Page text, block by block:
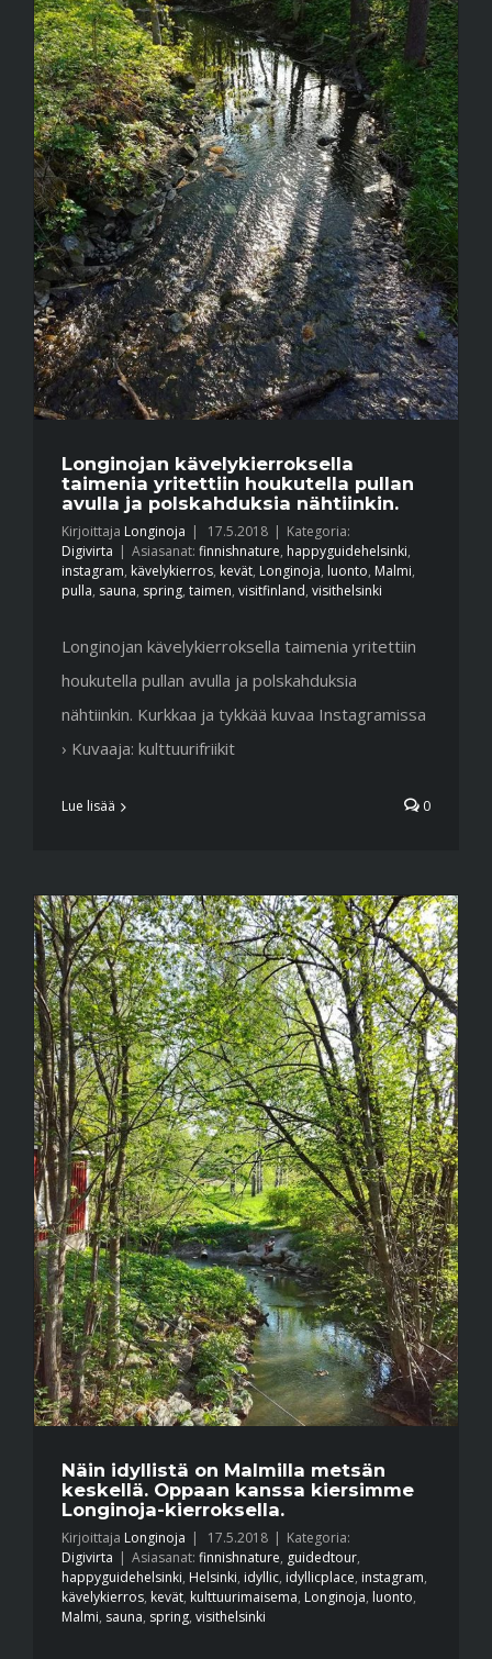
Longinojan kävelykierroksella
taimenia yritettiin houkutella pullan
avulla ja polskahduksia nähtiinkin.
Kirjoittaja Longinoja | 17.5.2018 | Kategoria:
Digivirta | Asiasanat: finnishnature, happyguidehelsinki,
instagram, kävelykierros, kevät, Longinoja, luonto, Malmi,
pulla, sauna, spring, taimen, visitfinland, visithelsinki
Longinojan kävelykierroksella taimenia yritettiin
houkutella pullan avulla ja polskahduksia
nähtiinkin. Kurkkaa ja tykkää kuvaa Instagramissa
› Kuvaaja: kulttuurifriikit
Lue lisää 0
Näin idyllistä on Malmilla metsän
keskellä. Oppaan kanssa kiersimme
Longinoja-kierroksella.
Kirjoittaja Longinoja | 17.5.2018 | Kategoria:
Digivirta | Asiasanat: finnishnature, guidedtour,
happyguidehelsinki, Helsinki, idyllic, idyllicplace, instagram,
kävelykierros, kevät, kulttuurimaisema, Longinoja, luonto,
Malmi, sauna, spring, visithelsinki